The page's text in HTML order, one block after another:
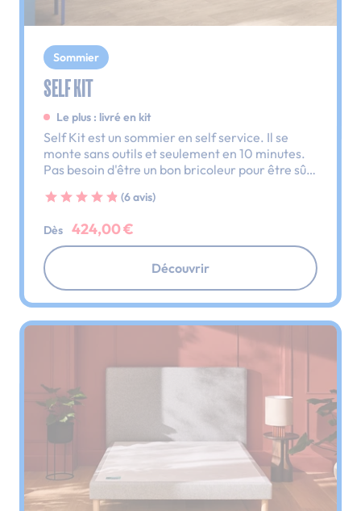
Sommier
SELF KIT
Le plus : livré en kit
Self Kit est un sommier en self service. Il se
monte sans outils et seulement en 10 minutes.
Pas besoin d'être un bon bricoleur pour être sûr
(6 avis)
Dès 424,00 €
Découvrir